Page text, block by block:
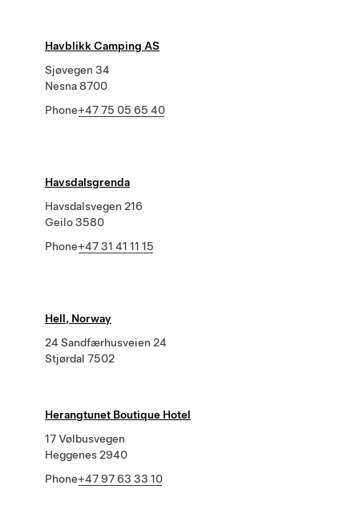
Havblikk Camping AS
Sjøvegen 34
Nesna 8700
Phone+47 75 05 65 40
Havsdalsgrenda
Havsdalsvegen 216
Geilo 3580
Phone+47 31 41 11 15
Hell, Norway
24 Sandfærhusveien 24
Stjørdal 7502
Herangtunet Boutique Hotel
17 Vølbusvegen
Heggenes 2940
Phone+47 97 63 33 10